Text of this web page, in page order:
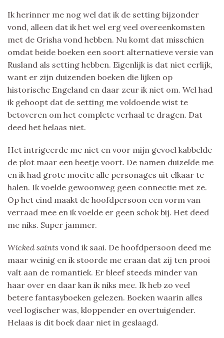
Ik herinner me nog wel dat ik de setting bijzonder
vond, alleen dat ik het wel erg veel overeenkomsten
met de Grisha vond hebben. Nu komt dat misschien
omdat beide boeken een soort alternatieve versie van
Rusland als setting hebben. Eigenlijk is dat niet eerlijk,
want er zijn duizenden boeken die lijken op
historische Engeland en daar zeur ik niet om. Wel had
ik gehoopt dat de setting me voldoende wist te
betoveren om het complete verhaal te dragen. Dat
deed het helaas niet.
Het intrigeerde me niet en voor mijn gevoel kabbelde
de plot maar een beetje voort. De namen duizelde me
en ik had grote moeite alle personages uit elkaar te
halen. Ik voelde gewoonweg geen connectie met ze.
Op het eind maakt de hoofdpersoon een vorm van
verraad mee en ik voelde er geen schok bij. Het deed
me niks. Super jammer.
Wicked saints vond ik saai. De hoofdpersoon deed me
maar weinig en ik stoorde me eraan dat zij ten prooi
valt aan de romantiek. Er bleef steeds minder van
haar over en daar kan ik niks mee. Ik heb zo veel
betere fantasyboeken gelezen. Boeken waarin alles
veel logischer was, kloppender en overtuigender.
Helaas is dit boek daar niet in geslaagd.